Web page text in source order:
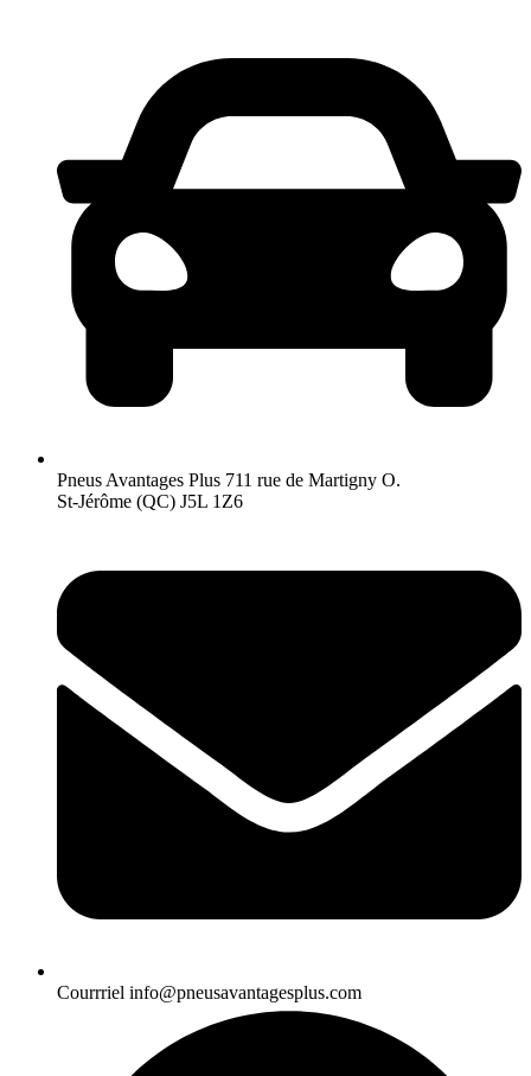
Pneus Avantages Plus 711 rue de Martigny O.
St-Jérôme (QC) J5L 1Z6
Courrriel info@pneusavantagesplus.com